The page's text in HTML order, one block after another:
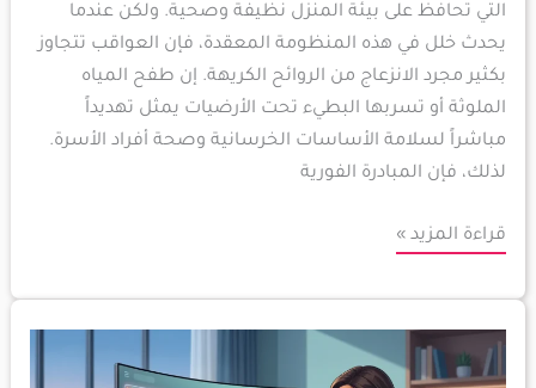
التي تحافظ على بيئة المنزل نظيفة وصحية. ولكن عندما
يحدث خلل في هذه المنظومة المعقدة، فإن العواقب تتجاوز
بكثير مجرد الانزعاج من الروائح الكريهة. إن طفح المياه
الملوثة أو تسربها البطيء تحت الأرضيات يمثل تهديداً
مباشراً لسلامة الأساسات الخرسانية وصحة أفراد الأسرة.
لذلك، فإن المبادرة الفورية
قراءة المزيد »
مستقبل
العمل